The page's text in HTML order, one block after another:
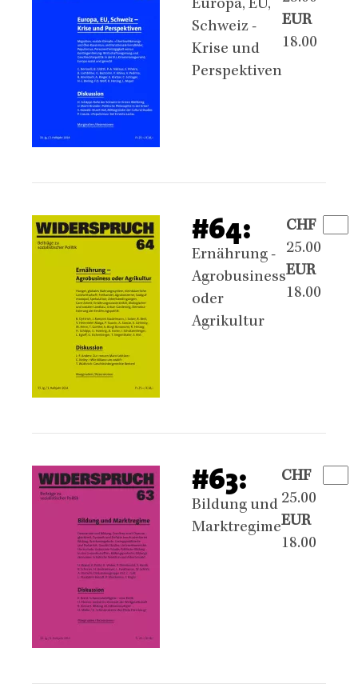
Europa, EU,
Schweiz -
Krise und
Perspektiven
EUR
18.00
#64:
Ernährung -
Agrobusiness
oder
Agrikultur
CHF
25.00
EUR
18.00
#63:
Bildung und
Marktregime
CHF
25.00
EUR
18.00